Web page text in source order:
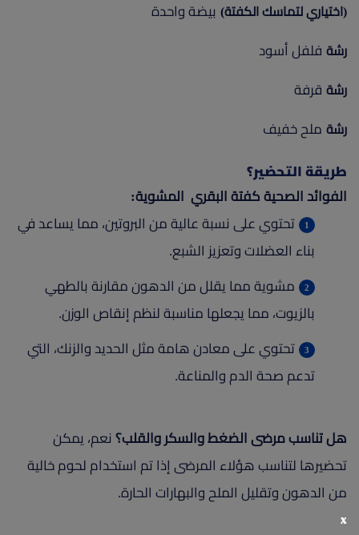
(اختياري لتماسك الكفتة) بيضة واحدة
رشة فلفل أسود
رشة قرفة
رشة ملح خفيف
طريقة التحضير؟
الفوائد الصحية كفتة البقري المشوية:
تحتوي على نسبة عالية من البروتين، مما يساعد في
بناء العضلات وتعزيز الشبع.
مشوية مما يقلل من الدهون مقارنة بالطهي
بالزيوت، مما يجعلها مناسبة لنظم إنقاص الوزن.
تحتوي على معادن هامة مثل الحديد والزنك، التي
تدعم صحة الدم والمناعة.
هل تناسب مرضى الضغط والسكر والقلب؟ نعم، يمكن
تحضيرها لتناسب هؤلاء المرضى إذا تم استخدام لحوم خالية
من الدهون وتقليل الملح والبهارات الحارة.
x